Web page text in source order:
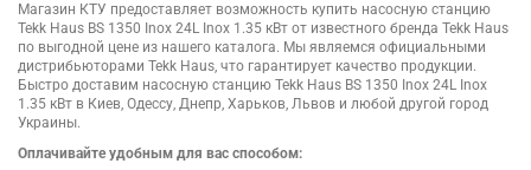
Магазин КТУ предоставляет возможность купить насосную станцию
Tekk Haus BS 1350 Inox 24L Inox 1.35 кВт от известного бренда Tekk Haus
по выгодной цене из нашего каталога. Мы являемся официальными
дистрибьюторами Tekk Haus, что гарантирует качество продукции.
Быстро доставим насосную станцию Tekk Haus BS 1350 Inox 24L Inox
1.35 кВт в Киев, Одессу, Днепр, Харьков, Львов и любой другой город
Украины.
Оплачивайте удобным для вас способом: